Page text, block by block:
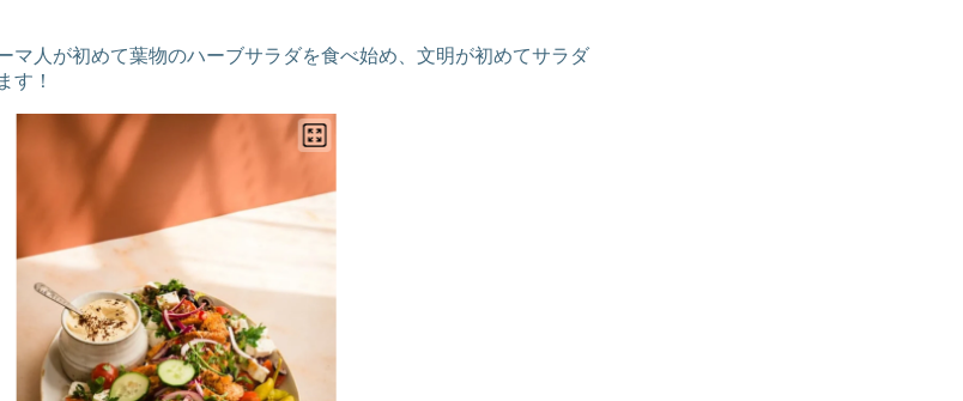
マ人が初めて葉物のハーブサラダを食べ始め、文明が初めてサラダ
す！